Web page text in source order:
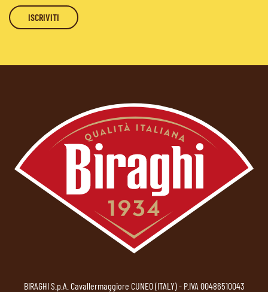
BIRAGHI S.p.A. Cavallermaggiore CUNEO (ITALY) - P.IVA 00486510043